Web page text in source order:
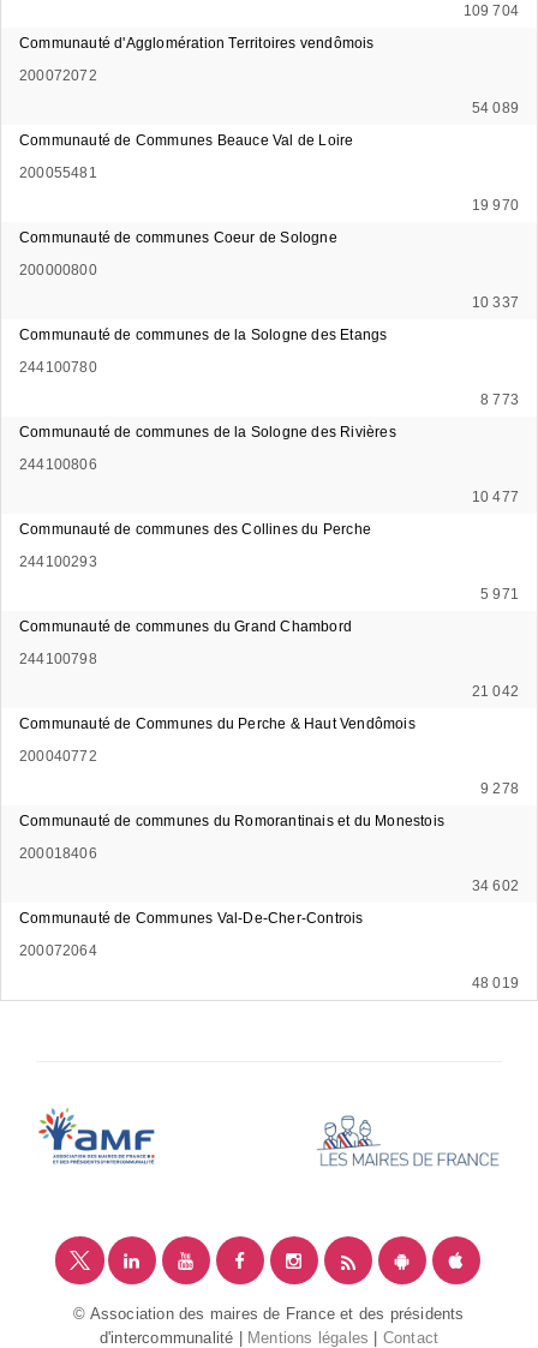
109 704
Communauté d'Agglomération Territoires vendômois
200072072
54 089
Communauté de Communes Beauce Val de Loire
200055481
19 970
Communauté de communes Coeur de Sologne
200000800
10 337
Communauté de communes de la Sologne des Etangs
244100780
8 773
Communauté de communes de la Sologne des Rivières
244100806
10 477
Communauté de communes des Collines du Perche
244100293
5 971
Communauté de communes du Grand Chambord
244100798
21 042
Communauté de Communes du Perche & Haut Vendômois
200040772
9 278
Communauté de communes du Romorantinais et du Monestois
200018406
34 602
Communauté de Communes Val-De-Cher-Controis
200072064
48 019
© Association des maires de France et des présidents
d'intercommunalité |
Mentions légales Contact